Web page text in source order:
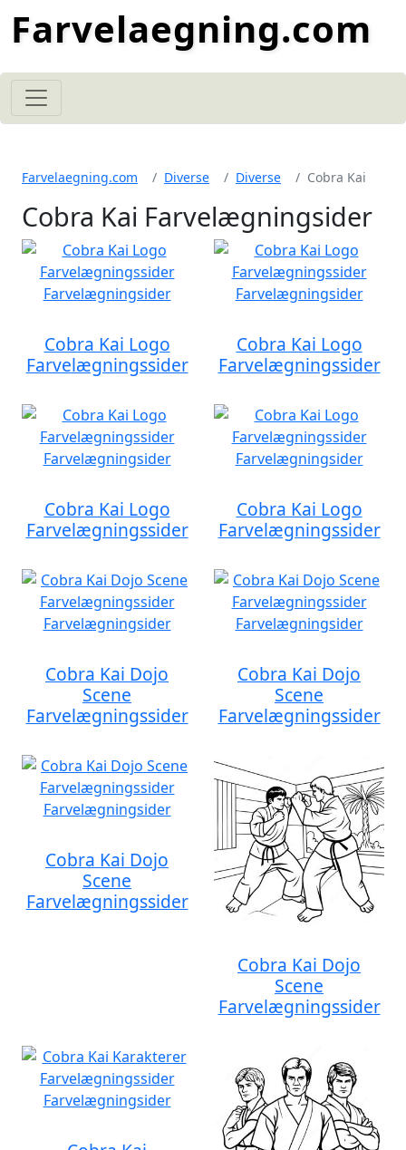
Farvelaegning.com
Farvelaegning.com Diverse Diverse Cobra Kai
Cobra Kai Farvelægningsider
Cobra Kai Logo
Farvelægningssider
Cobra Kai Logo
Farvelægningssider
Cobra Kai Logo
Farvelægningssider
Cobra Kai Logo
Farvelægningssider
Cobra Kai Dojo
Scene
Farvelægningssider
Cobra Kai Dojo
Scene
Farvelægningssider
Cobra Kai Dojo
Scene
Farvelægningssider
Cobra Kai Dojo
Scene
Farvelægningssider